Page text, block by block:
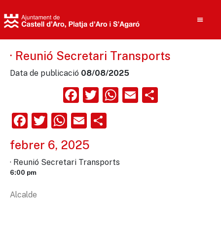
· Reunió Secretari Transports
Data de publicació 08/08/2025
Facebook
Twitter
WhatsApp
Email
Facebook
Twitter
WhatsApp
Email
febrer 6, 2025
· Reunió Secretari Transports
6:00 pm
Alcalde